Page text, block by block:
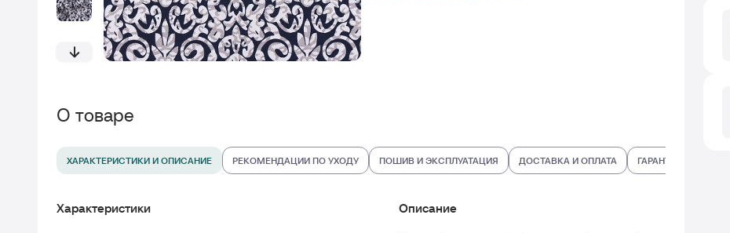
О товаре
ХАРАКТЕРИСТИКИ И ОПИСАНИЕ РЕКОМЕНДАЦИИ ПО УХОДУ ПОШИВ И ЭКСПЛУАТАЦИЯ ДОСТАВКА И ОПЛАТА ГАРАНТИИ И ВОЗВРАТ
Характеристики Описание